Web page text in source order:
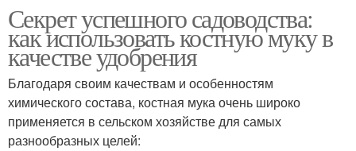
Секрет успешного садоводства:
как использовать костную муку в
качестве удобрения
Благодаря своим качествам и особенностям
химического состава, костная мука очень широко
применяется в сельском хозяйстве для самых
разнообразных целей: